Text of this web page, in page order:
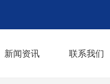
新闻资讯 联系我们